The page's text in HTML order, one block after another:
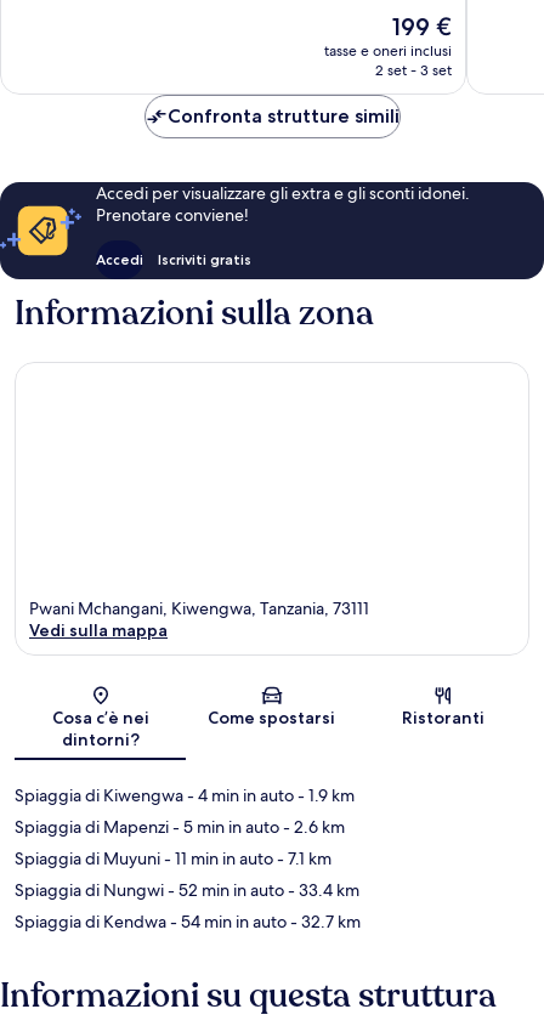
Il
prezzo
attuale
199 €
199 €
tasse e oneri inclusi
2 set - 3 set
Confronta strutture simili
Accedi per visualizzare gli extra e gli sconti idonei.
Prenotare conviene!
Accedi Iscriviti gratis
Informazioni sulla zona
Mappa
Pwani Mchangani, Kiwengwa, Tanzania, 73111
Vedi sulla mappa
Cosa c’è nei
dintorni?
Come spostarsi Ristoranti
Spiaggia di Kiwengwa- 4 min in auto- 1.9 km
Spiaggia di Mapenzi- 5 min in auto- 2.6 km
Spiaggia di Muyuni- 11 min in auto- 7.1 km
Spiaggia di Nungwi- 52 min in auto- 33.4 km
Spiaggia di Kendwa- 54 min in auto- 32.7 km
Informazioni su questa struttura